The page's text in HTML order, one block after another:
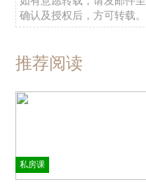
确认及授权后，方可转载。
推荐阅读
私房课